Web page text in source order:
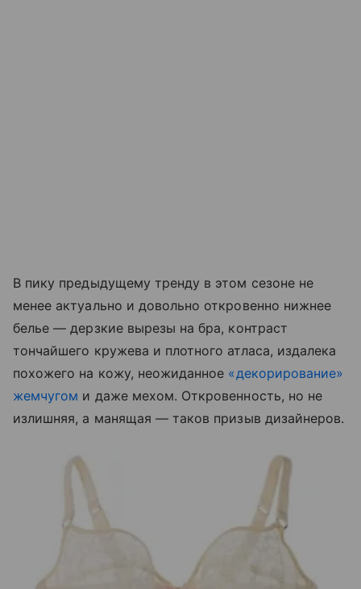
В пику предыдущему тренду в этом сезоне не
менее актуально и довольно откровенно нижнее
белье — дерзкие вырезы на бра, контраст
тончайшего кружева и плотного атласа, издалека
похожего на кожу, неожиданное «декорирование»
жемчугом и даже мехом. Откровенность, но не
излишняя, а манящая — таков призыв дизайнеров.